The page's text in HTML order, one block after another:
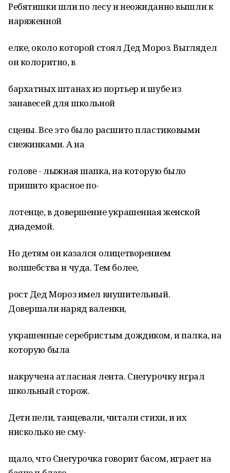
Ребятишки шли по лесу и неожиданно вышли к
наряженной
елке, около которой стоял Дед Мороз. Выглядел
он колоритно, в
бархатных штанах из портьер и шубе из
занавесей для школьной
сцены. Все это было расшито пластиковыми
снежинками. А на
голове - лыжная шапка, на которую было
пришито красное по-
лотенце, в довершение украшенная женской
диадемой.
Но детям он казался олицетворением
волшебства и чуда. Тем более,
рост Дед Мороз имел внушительный.
Довершали наряд валенки,
украшенные серебристым дождиком, и палка, на
которую была
накручена атласная лента. Снегурочку играл
школьный сторож.
Дети пели, танцевали, читали стихи, и их
нисколько не сму-
щало, что Снегурочка говорит басом, играет на